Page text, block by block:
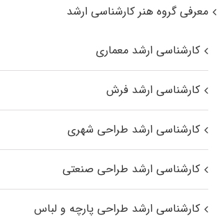
معرفی گروه هنر کارشناسی ارشد
کارشناسی ارشد معماری
کارشناسی ارشد فرش
کارشناسی ارشد طراحی شهری
کارشناسی ارشد طراحی صنعتی
کارشناسی ارشد طراحی پارچه و لباس